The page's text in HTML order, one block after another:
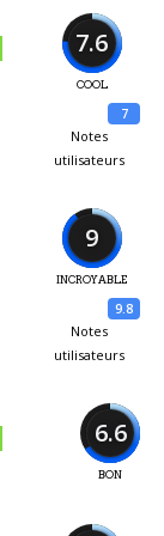
7.6
COOL
7
Notes
utilisateurs
9
INCROYABLE
9.8
Notes
utilisateurs
6.6
BON